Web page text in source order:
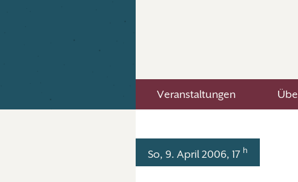
Veranstaltungen
So, 9. April 2006, 17 h